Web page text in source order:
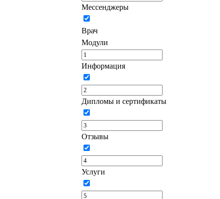
Мессенджеры
Врач
Модули
Информация
Дипломы и сертификаты
Отзывы
Услуги